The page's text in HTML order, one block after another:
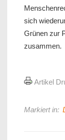
sich
Grünen zur
zusammen.
Artikel
Markiert in: